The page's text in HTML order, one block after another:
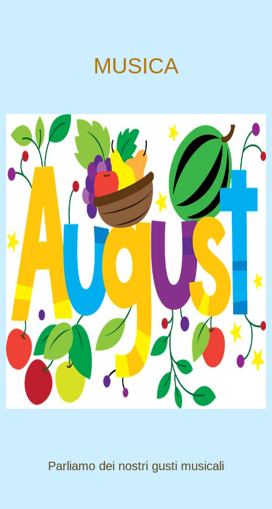
MUSICA
​​​​​​​Parliamo dei nostri gusti musicali